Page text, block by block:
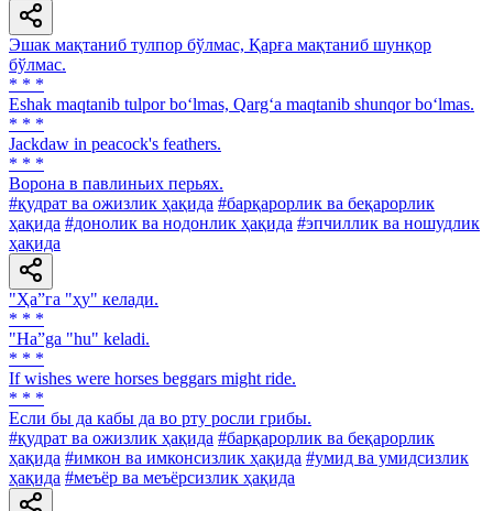
Эшак мақтаниб тулпор бўлмас, Қарға мақтаниб шунқор
бўлмас.
* * *
Eshak maqtanib tulpor bo‘lmas, Qarg‘a maqtanib shunqor bo‘lmas.
* * *
Jackdaw in peacock's feathers.
* * *
Ворона в павлиньих перьях.
#қудрат ва ожизлик ҳақида #барқарорлик ва беқарорлик
ҳақида #донолик ва нодонлик ҳақида #эпчиллик ва ношудлик
ҳақида
"Ҳа”га "ҳу" келади.
* * *
"Ha”ga "hu" keladi.
* * *
If wishes were horses beggars might ride.
* * *
Если бы да кабы да во рту росли грибы.
#қудрат ва ожизлик ҳақида #барқарорлик ва беқарорлик
ҳақида #имкон ва имконсизлик ҳақида #умид ва умидсизлик
ҳақида #меъёр ва меъёрсизлик ҳақида